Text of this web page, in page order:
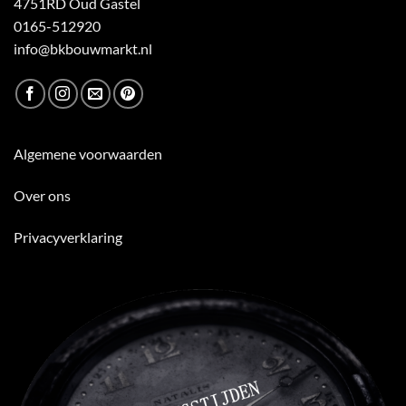
0165-512920
info@bkbouwmarkt.nl
Algemene voorwaarden
Over ons
Privacyverklaring